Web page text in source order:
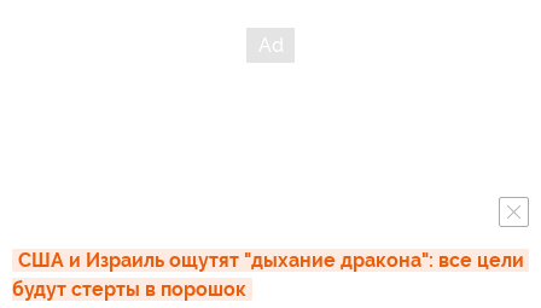
США и Израиль ощутят "дыхание дракона": все цели
будут стерты в порошок